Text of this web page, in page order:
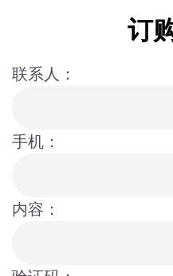
订
联系人：
手机：
内容：